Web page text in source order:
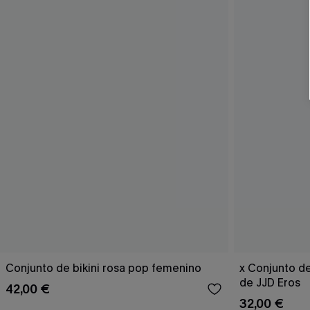
Conjunto de bikini rosa pop femenino
42,00 €
x Conjunto
de JJD Eros
32,00 €